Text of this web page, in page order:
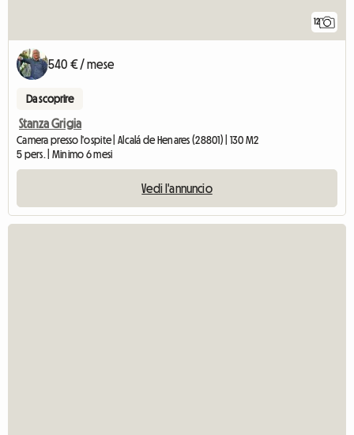
12
540 € / mese
Da scoprire
Stanza Grigia
Camera presso l'ospite | Alcalá de Henares (28801) | 130 M2
5 pers. | Minimo 6 mesi
Vedi l'annuncio